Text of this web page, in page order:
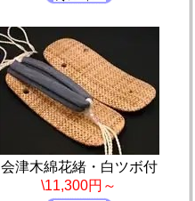
会津木綿花緒・白ツボ付
\11,300円～